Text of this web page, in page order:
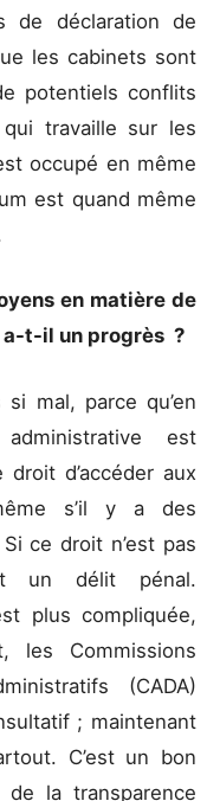
de déclaration de
les cabinets sont
potentiels conflits
travaille sur les
occupé en même
est quand même
en matière de
a-t-il un progrès ?
mal, parce qu’en
est
d’accéder aux
s’il y a des
ce droit n’est pas
un délit pénal.
plus compliquée,
les Commissions
(CADA)
; maintenant
C’est un bon
la transparence